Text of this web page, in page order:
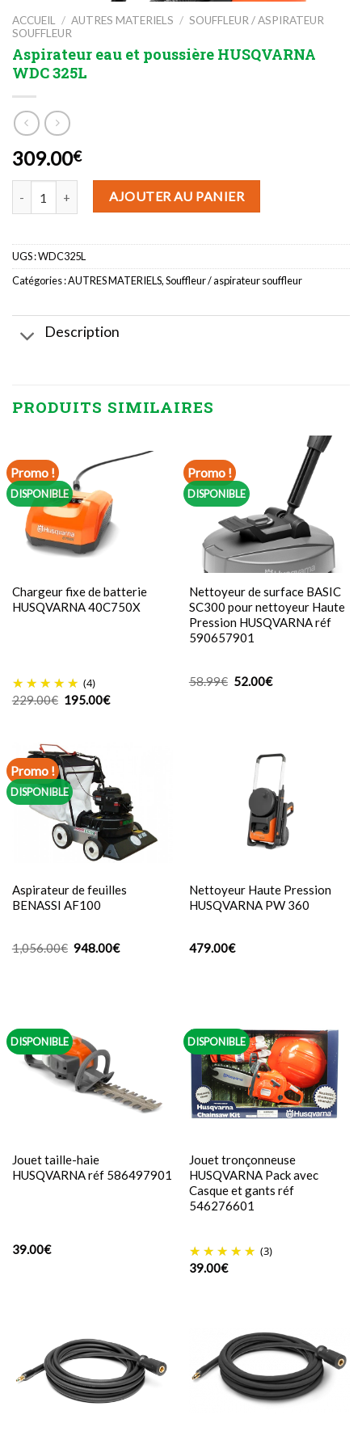
ACCUEIL / AUTRES MATERIELS / SOUFFLEUR / ASPIRATEUR
SOUFFLEUR
Aspirateur eau et poussière HUSQVARNA
WDC 325L
309.00€
AJOUTER AU PANIER
UGS :WDC325L
Catégories :AUTRES MATERIELS,Souffleur / aspirateur souffleur
Description
PRODUITS SIMILAIRES
Promo !
DISPONIBLE
Chargeur fixe de batterie
HUSQVARNA 40C750X
(4)
229.00€ Le
prix
195.00€Le
prix
Promo !
DISPONIBLE
Nettoyeur de surface BASIC
SC300 pour nettoyeur Haute
Pression HUSQVARNA réf
590657901
58.99€ Le
prix
52.00€Le
prix
Promo !
DISPONIBLE
Aspirateur de feuilles
BENASSI AF100
1,056.00€ Le
prix
948.00€Le
prix
Nettoyeur Haute Pression
HUSQVARNA PW 360
479.00€
DISPONIBLE
Jouet taille-haie
HUSQVARNA réf 586497901
39.00€
DISPONIBLE
Jouet tronçonneuse
HUSQVARNA Pack avec
Casque et gants réf
546276601
(3)
39.00€